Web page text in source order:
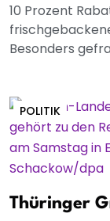
10 Prozent
Besonders
POLITIK
Thüringer